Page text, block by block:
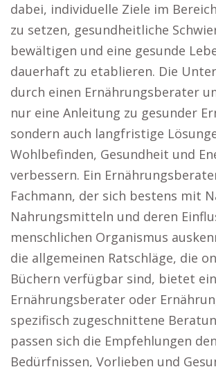
dabei, individuelle Ziele im
zu setzen, gesundheitliche
bewältigen und eine gesunde
dauerhaft zu etablieren. Die
durch einen Ernährungsberater
nur eine Anleitung zu gesunder
sondern auch langfristige
Wohlbefinden, Gesundheit und
verbessern. Ein
Fachmann, der sich bestens mit
Nahrungsmitteln und deren
menschlichen Organismus
die allgemeinen Ratschläge, die
Büchern verfügbar sind, bietet ein
Ernährungsberater oder
spezifisch zugeschnittene
passen sich die Empfehlungen
Bedürfnissen, Vorlieben und